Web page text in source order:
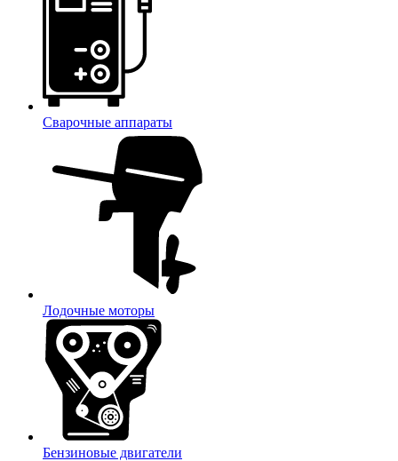
Сварочные аппараты
Лодочные моторы
Бензиновые двигатели